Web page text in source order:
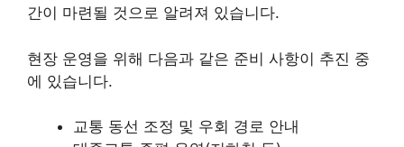
간이 마련될 것으로 알려져 있습니다.
현장 운영을 위해 다음과 같은 준비 사항이 추진 중
에 있습니다.
교통 동선 조정 및 우회 경로 안내